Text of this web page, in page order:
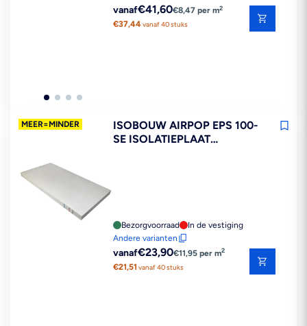
Reguliere
prijs
vanaf€41,60€8,47 per m2
€37,44vanaf 40 stuks
MEER=MINDER
ISOBOUW AIRPOP EPS 100-
SE ISOLATIEPLAAT
Bezorgvoorraad
In de vestiging
Andere varianten
Reguliere
prijs
vanaf€23,90€11,95 per m2
€21,51 vanaf 40 stuks